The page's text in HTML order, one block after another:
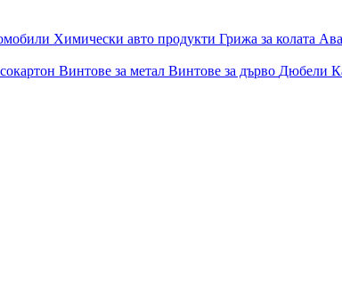
Химически авто продукти Грижа за колата
Винтове за метал Винтове за дърво Дюбели